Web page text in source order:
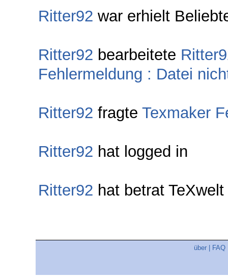
Ritter92 war erhielt
Ritter92 bearbeitete
Fehlermeldung : Datei
Ritter92 fragte Texmaker
Ritter92 hat logged in
Ritter92 hat betrat
über FAQ